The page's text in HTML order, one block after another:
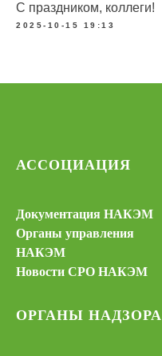
С праздником, коллеги!
2025-10-15 19:13
АССОЦИАЦИЯ
Документация НАКЭМ
Органы управления
НАКЭМ
Новости СРО НАКЭМ
ОРГАНЫ НАДЗОРА